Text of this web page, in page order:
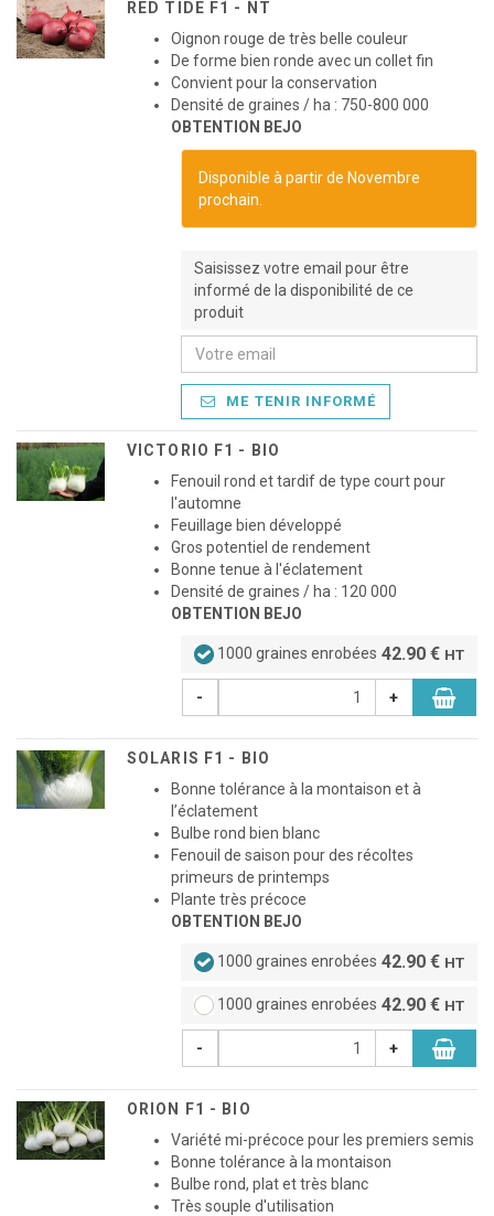
RED TIDE F1 - NT
Oignon rouge de très belle couleur
De forme bien ronde avec un collet fin
Convient pour la conservation
Densité de graines / ha : 750-800 000
OBTENTION BEJO
Disponible à partir de Novembre
prochain.
Saisissez votre email pour être
informé de la disponibilité de ce
produit
ME TENIR INFORMÉ
VICTORIO F1 - BIO
Fenouil rond et tardif de type court pour
l'automne
Feuillage bien développé
Gros potentiel de rendement
Bonne tenue à l'éclatement
Densité de graines / ha : 120 000
OBTENTION BEJO
1000 graines enrobées 42.90 € HT
- +
SOLARIS F1 - BIO
Bonne tolérance à la montaison et à
l’éclatement
Bulbe rond bien blanc
Fenouil de saison pour des récoltes
primeurs de printemps
Plante très précoce
OBTENTION BEJO
1000 graines enrobées 42.90 € HT
1000 graines enrobées 42.90 € HT
- +
ORION F1 - BIO
Variété mi-précoce pour les premiers semis
Bonne tolérance à la montaison
Bulbe rond, plat et très blanc
Très souple d'utilisation